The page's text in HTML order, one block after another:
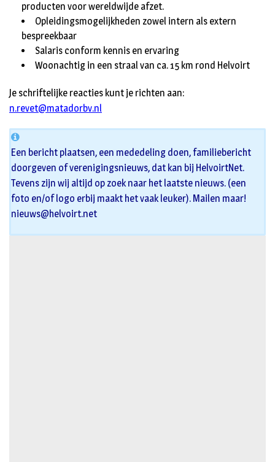
producten voor wereldwijde afzet.
Opleidingsmogelijkheden zowel intern als extern
bespreekbaar
Salaris conform kennis en ervaring
Woonachtig in een straal van ca. 15 km rond Helvoirt
Je schriftelijke reacties kunt je richten aan:
n.revet@matadorbv.nl
Een bericht plaatsen, een mededeling doen, familiebericht
doorgeven of verenigingsnieuws, dat kan bij HelvoirtNet.
Tevens zijn wij altijd op zoek naar het laatste nieuws. (een
foto en/of logo erbij maakt het vaak leuker). Mailen maar!
nieuws@helvoirt.net